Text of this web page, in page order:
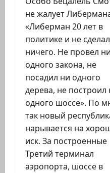
не жалует
«Либерман 20 лет в
политике и не сделал
ничего. Не провел ни
одного закона, не
посадил ни одного
дерева, не построил
одного шоссе». По
так новый
нарывается на
иск. За построенные
Третий терминал
аэропорта, шоссе в